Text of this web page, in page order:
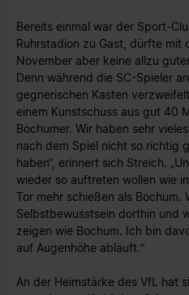
Bereits einmal war der Sport-
Ruhrstadion zu Gast, dürfte mit
November aber keine allzu
Denn während die SC-Spieler
gegnerischen Kasten
einem Kunstschuss aus gut 40
Bochumer. Wir haben sehr
nach dem Spiel nicht so richtig
haben“, erinnert sich Streich.
wieder so auftreten wollen wie
Tor mehr schießen als Bochum.
Selbstbewusstsein dorthin und
zeigen wie Bochum. Ich bin
auf Augenhöhe abläuft.“
An der Heimstärke des VfL hat